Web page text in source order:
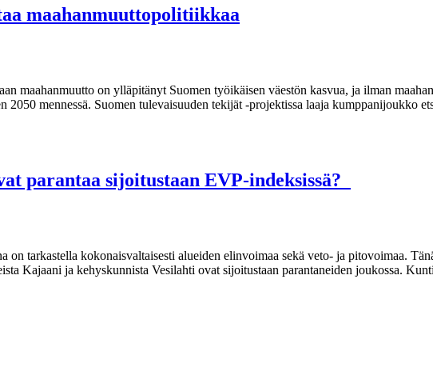
maahanmuuttopolitiikkaa
maahanmuutto on ylläpitänyt Suomen työikäisen väestön kasvua, ja ilman
mennessä. Suomen tulevaisuuden tekijät -projektissa laaja kumppanijoukko
parantaa sijoitustaan EVP-indeksissä?
tarkastella kokonaisvaltaisesti alueiden elinvoimaa sekä veto- ja pitovoimaa.
Kajaani ja kehyskunnista Vesilahti ovat sijoitustaan parantaneiden joukossa.